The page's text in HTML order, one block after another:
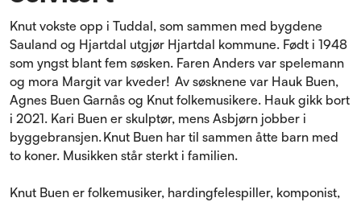
Knut vokste opp i Tuddal, som sammen med bygdene
Sauland og Hjartdal utgjør Hjartdal kommune. Født i 1948
som yngst blant fem søsken. Faren Anders var spelemann
og mora Margit var kveder! Av søsknene var Hauk Buen,
Agnes Buen Garnås og Knut folkemusikere. Hauk gikk bort
i 2021. Kari Buen er skulptør, mens Asbjørn jobber i
byggebransjen. Knut Buen har til sammen åtte barn med
to koner. Musikken står sterkt i familien.
Knut Buen er folkemusiker, hardingfelespiller, komponist,